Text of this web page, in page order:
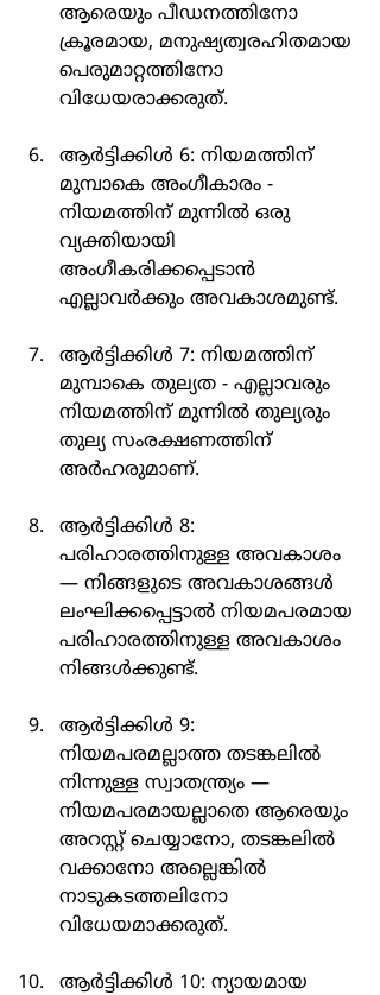
ആരെയും പീഡനത്തിനോ
ക്രൂരമായ, മനുഷ്യത്വരഹിതമായ
പെരുമാറ്റത്തിനോ
വിധേയരാക്കരുത്.
ആർട്ടിക്കിൾ 6: നിയമത്തിന്
മുമ്പാകെ അംഗീകാരം -
നിയമത്തിന് മുന്നിൽ ഒരു
വ്യക്തിയായി
അംഗീകരിക്കപ്പെടാൻ
എല്ലാവർക്കും അവകാശമുണ്ട്.
ആർട്ടിക്കിൾ 7: നിയമത്തിന്
മുമ്പാകെ തുല്യത - എല്ലാവരും
നിയമത്തിന് മുന്നിൽ തുല്യരും
തുല്യ സംരക്ഷണത്തിന്
അർഹരുമാണ്.
ആർട്ടിക്കിൾ 8:
പരിഹാരത്തിനുള്ള അവകാശം
— നിങ്ങളുടെ അവകാശങ്ങൾ
ലംഘിക്കപ്പെട്ടാൽ നിയമപരമായ
പരിഹാരത്തിനുള്ള അവകാശം
നിങ്ങൾക്കുണ്ട്.
ആർട്ടിക്കിൾ 9:
നിയമപരമല്ലാത്ത തടങ്കലിൽ
നിന്നുള്ള സ്വാതന്ത്ര്യം —
നിയമപരമായല്ലാതെ ആരെയും
അറസ്റ്റ് ചെയ്യാനോ, തടങ്കലിൽ
വക്കാനോ അല്ലെങ്കിൽ
നാടുകടത്തലിനോ
വിധേയമാക്കരുത്.
ആർട്ടിക്കിൾ 10: ന്യായമായ